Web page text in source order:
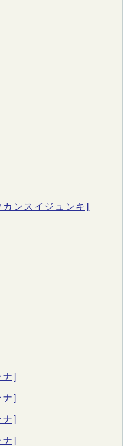
ンスイジュンキ]
]
]
]
]